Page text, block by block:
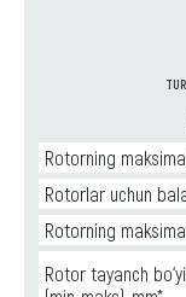
Rotorning
Rotorlar uchun
Rotorning
Rotor tayanch